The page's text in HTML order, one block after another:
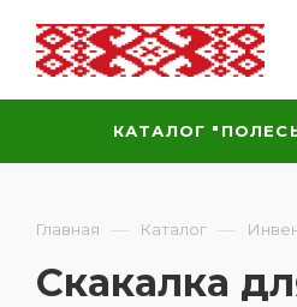
КАТАЛОГ
Главная — Каталог —
Скакалка